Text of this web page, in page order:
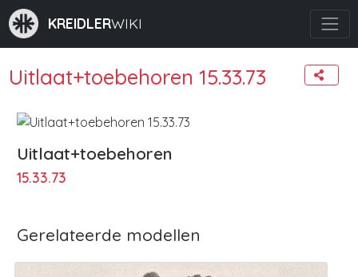
KREIDLERWIKI
Uitlaat+toebehoren 15.33.73
Uitlaat+toebehoren
15.33.73
Gerelateerde modellen